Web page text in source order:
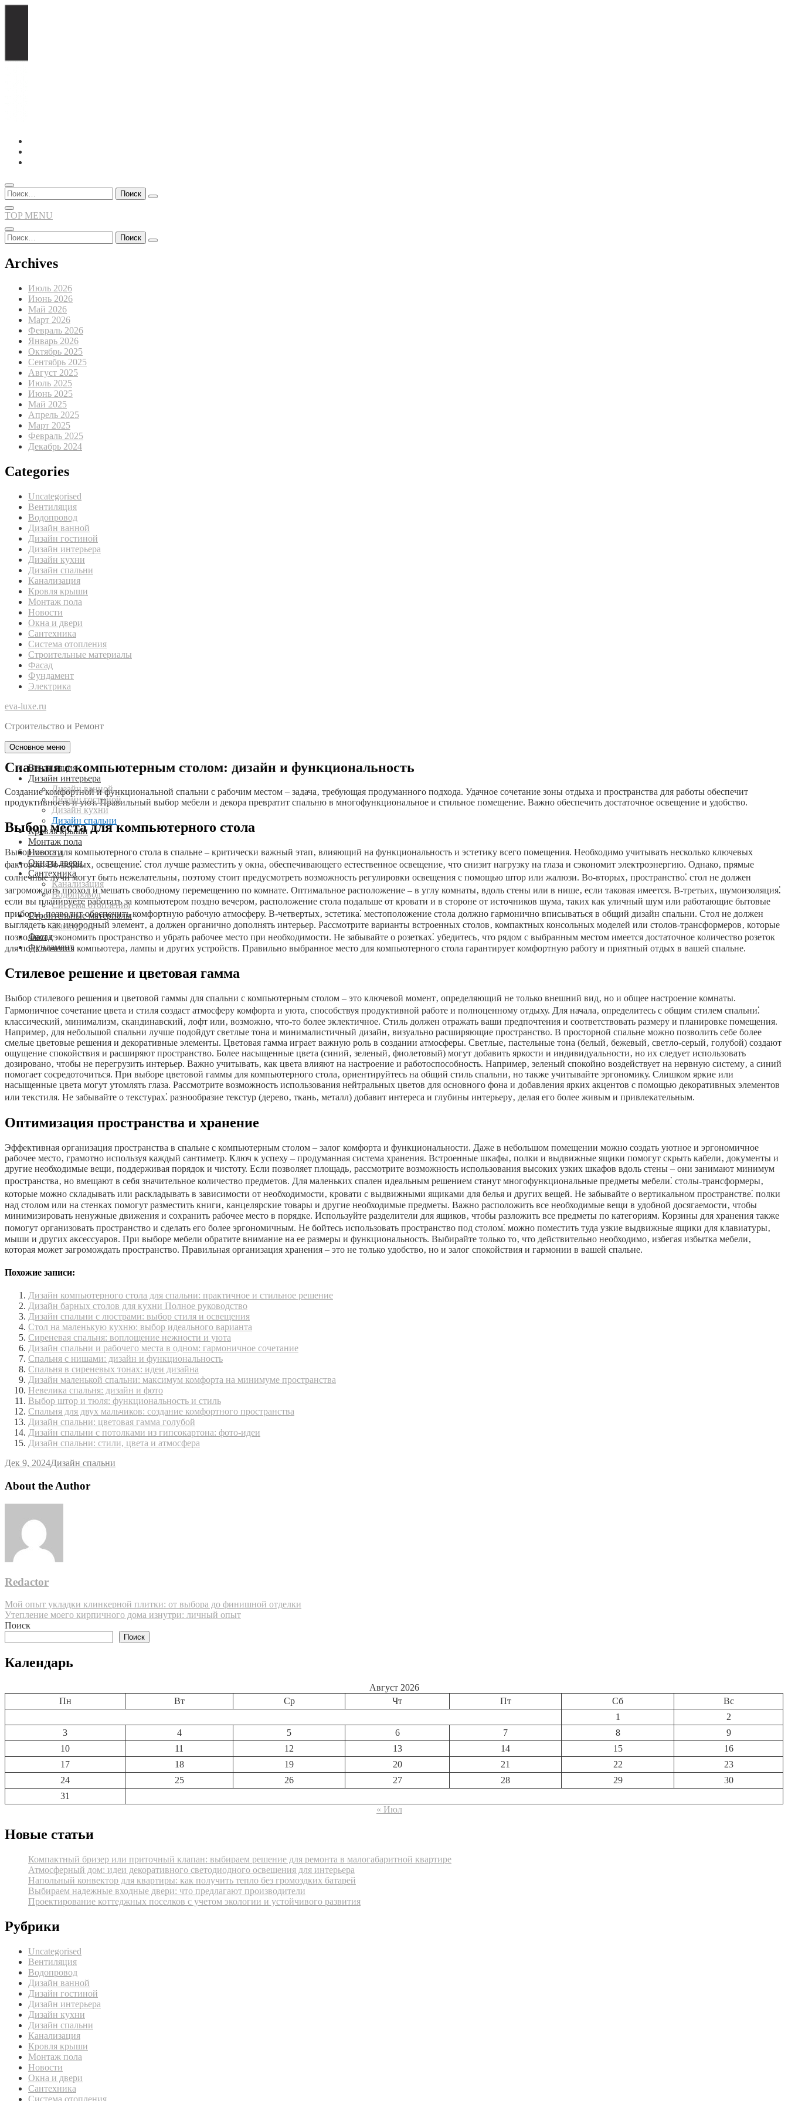
Перейти
содержимому
Найти:
TOP MENU
Найти:
Archives
Июль 2026
Июнь 2026
Май 2026
Март 2026
Февраль 2026
Январь 2026
Октябрь 2025
Сентябрь 2025
Август 2025
Июль 2025
Июнь 2025
Май 2025
Апрель 2025
Март 2025
Февраль 2025
Декабрь 2024
Categories
Uncategorised
Вентиляция
Водопровод
Дизайн ванной
Дизайн гостиной
Дизайн интерьера
Дизайн кухни
Дизайн спальни
Канализация
Кровля крыши
Монтаж пола
Новости
Окна и двери
Сантехника
Система отопления
Строительные материалы
Фасад
Фундамент
Электрика
eva-luxe.ru
Строительство и Ремонт
Основное меню
Вентиляция
Дизайн интерьера
Дизайн ванной
Дизайн гостиной
Дизайн кухни
Дизайн спальни
Кровля крыши
Монтаж пола
Новости
Окна и двери
Сантехника
Канализация
Водопровод
Система отопления
Строительные материалы
Электрика
Фасад
Фундамент
Спальня с компьютерным столом: дизайн и функциональность
Создание комфортной и функциональной спальни с рабочим местом – задача‚ требующая продуманного подхода. Удачное сочетание зоны отдыха и пространства для работы обеспечит
продуктивность и уют. Правильный выбор мебели и декора превратит спальню в многофункциональное и стильное помещение. Важно обеспечить достаточное освещение и удобство.
Выбор места для компьютерного стола
Выбор места для компьютерного стола в спальне – критически важный этап‚ влияющий на функциональность и эстетику всего помещения. Необходимо учитывать несколько ключевых
факторов. Во-первых‚ освещение⁚ стол лучше разместить у окна‚ обеспечивающего естественное освещение‚ что снизит нагрузку на глаза и сэкономит электроэнергию. Однако‚ прямые
солнечные лучи могут быть нежелательны‚ поэтому стоит предусмотреть возможность регулировки освещения с помощью штор или жалюзи. Во-вторых‚ пространство⁚ стол не должен
загромождать проход и мешать свободному перемещению по комнате. Оптимальное расположение – в углу комнаты‚ вдоль стены или в нише‚ если таковая имеется. В-третьих‚ шумоизоляция⁚
если вы планируете работать за компьютером поздно вечером‚ расположение стола подальше от кровати и в стороне от источников шума‚ таких как уличный шум или работающие бытовые
приборы‚ позволит обеспечить комфортную рабочую атмосферу. В-четвертых‚ эстетика⁚ местоположение стола должно гармонично вписываться в общий дизайн спальни. Стол не должен
выглядеть как инородный элемент‚ а должен органично дополнять интерьер. Рассмотрите варианты встроенных столов‚ компактных консольных моделей или столов-трансформеров‚ которые
позволяют сэкономить пространство и убрать рабочее место при необходимости. Не забывайте о розетках⁚ убедитесь‚ что рядом с выбранным местом имеется достаточное количество розеток
для подключения компьютера‚ лампы и других устройств. Правильно выбранное место для компьютерного стола гарантирует комфортную работу и приятный отдых в вашей спальне.
Стилевое решение и цветовая гамма
Выбор стилевого решения и цветовой гаммы для спальни с компьютерным столом – это ключевой момент‚ определяющий не только внешний вид‚ но и общее настроение комнаты.
Гармоничное сочетание цвета и стиля создаст атмосферу комфорта и уюта‚ способствуя продуктивной работе и полноценному отдыху. Для начала‚ определитесь с общим стилем спальни⁚
классический‚ минимализм‚ скандинавский‚ лофт или‚ возможно‚ что-то более эклектичное. Стиль должен отражать ваши предпочтения и соответствовать размеру и планировке помещения.
Например‚ для небольшой спальни лучше подойдут светлые тона и минималистичный дизайн‚ визуально расширяющие пространство. В просторной спальне можно позволить себе более
смелые цветовые решения и декоративные элементы. Цветовая гамма играет важную роль в создании атмосферы. Светлые‚ пастельные тона (белый‚ бежевый‚ светло-серый‚ голубой) создают
ощущение спокойствия и расширяют пространство. Более насыщенные цвета (синий‚ зеленый‚ фиолетовый) могут добавить яркости и индивидуальности‚ но их следует использовать
дозировано‚ чтобы не перегрузить интерьер. Важно учитывать‚ как цвета влияют на настроение и работоспособность. Например‚ зеленый спокойно воздействует на нервную систему‚ а синий
помогает сосредоточиться. При выборе цветовой гаммы для компьютерного стола‚ ориентируйтесь на общий стиль спальни‚ но также учитывайте эргономику. Слишком яркие или
насыщенные цвета могут утомлять глаза. Рассмотрите возможность использования нейтральных цветов для основного фона и добавления ярких акцентов с помощью декоративных элементов
или текстиля. Не забывайте о текстурах⁚ разнообразие текстур (дерево‚ ткань‚ металл) добавит интереса и глубины интерьеру‚ делая его более живым и привлекательным.
Оптимизация пространства и хранение
Эффективная организация пространства в спальне с компьютерным столом – залог комфорта и функциональности. Даже в небольшом помещении можно создать уютное и эргономичное
рабочее место‚ грамотно используя каждый сантиметр. Ключ к успеху – продуманная система хранения. Встроенные шкафы‚ полки и выдвижные ящики помогут скрыть кабели‚ документы и
другие необходимые вещи‚ поддерживая порядок и чистоту. Если позволяет площадь‚ рассмотрите возможность использования высоких узких шкафов вдоль стены – они занимают минимум
пространства‚ но вмещают в себя значительное количество предметов. Для маленьких спален идеальным решением станут многофункциональные предметы мебели⁚ столы-трансформеры‚
которые можно складывать или раскладывать в зависимости от необходимости‚ кровати с выдвижными ящиками для белья и других вещей. Не забывайте о вертикальном пространстве⁚ полки
над столом или на стенках помогут разместить книги‚ канцелярские товары и другие необходимые предметы. Важно расположить все необходимые вещи в удобной досягаемости‚ чтобы
минимизировать ненужные движения и сохранить рабочее место в порядке. Используйте разделители для ящиков‚ чтобы разложить все предметы по категориям. Корзины для хранения также
помогут организовать пространство и сделать его более эргономичным. Не бойтесь использовать пространство под столом⁚ можно поместить туда узкие выдвижные ящики для клавиатуры‚
мыши и других аксессуаров. При выборе мебели обратите внимание на ее размеры и функциональность. Выбирайте только то‚ что действительно необходимо‚ избегая избытка мебели‚
которая может загромождать пространство. Правильная организация хранения – это не только удобство‚ но и залог спокойствия и гармонии в вашей спальне.
Похожие записи:
Дизайн компьютерного стола для спальни: практичное и стильное решение
Дизайн барных столов для кухни Полное руководство
Дизайн спальни с люстрами: выбор стиля и освещения
Стол на маленькую кухню: выбор идеального варианта
Сиреневая спальня: воплощение нежности и уюта
Дизайн спальни и рабочего места в одном: гармоничное сочетание
Спальня с нишами: дизайн и функциональность
Спальня в сиреневых тонах: идеи дизайна
Дизайн маленькой спальни: максимум комфорта на минимуме пространства
Невелика спальня: дизайн и фото
Выбор штор и тюля: функциональность и стиль
Спальня для двух мальчиков: создание комфортного пространства
Дизайн спальни: цветовая гамма голубой
Дизайн спальни с потолками из гипсокартона: фото-идеи
Дизайн спальни: стили, цвета и атмосфера
Дек 9, 2024Дизайн спальни
About the Author
Redactor
Навигация
по
Мой опыт укладки клинкерной плитки: от выбора до финишной отделки
Утепление моего кирпичного дома изнутри: личный опыт
Поиск
Поиск
Календарь
Август 2026
Пн
Вт Ср Чт Пт Сб
Вс
1
2
3
4 5 6 7 8
9
10
11 12 13 14 15
16
17
18 19 20 21 22
23
24
25 26 27 28 29
30
31
« Июл
Новые статьи
Компактный бризер или приточный клапан: выбираем решение для ремонта в малогабаритной квартире
Атмосферный дом: идеи декоративного светодиодного освещения для интерьера
Напольный конвектор для квартиры: как получить тепло без громоздких батарей
Выбираем надежные входные двери: что предлагают производители
Проектирование коттеджных поселков с учетом экологии и устойчивого развития
Рубрики
Uncategorised
Вентиляция
Водопровод
Дизайн ванной
Дизайн гостиной
Дизайн интерьера
Дизайн кухни
Дизайн спальни
Канализация
Кровля крыши
Монтаж пола
Новости
Окна и двери
Сантехника
Система отопления